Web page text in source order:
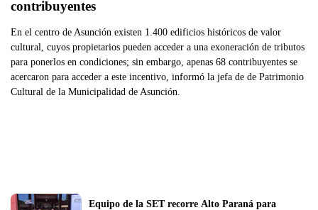
contribuyentes
En el centro de Asunción existen 1.400 edificios históricos de valor
cultural, cuyos propietarios pueden acceder a una exoneración de tributos
para ponerlos en condiciones; sin embargo, apenas 68 contribuyentes se
acercaron para acceder a este incentivo, informó la jefa de de Patrimonio
Cultural de la Municipalidad de Asunción.
Equipo de la SET recorre Alto Paraná para